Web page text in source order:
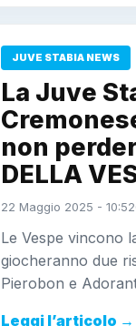
JUVE STABIA NEWS
La Juve
non
DELLA
22 Maggio 2025 - 10:52
Le Vespe vincono
giocheranno due
Pierobon e
Leggi l’articolo →